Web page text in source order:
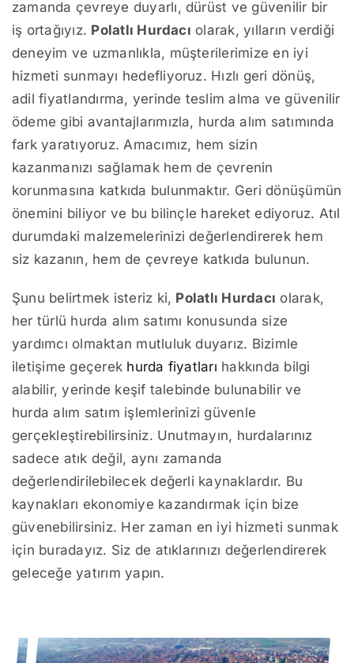
zamanda çevreye duyarlı, dürüst ve güvenilir bir
iş ortağıyız. Polatlı Hurdacı olarak, yılların verdiği
deneyim ve uzmanlıkla, müşterilerimize en iyi
hizmeti sunmayı hedefliyoruz. Hızlı geri dönüş,
adil fiyatlandırma, yerinde teslim alma ve güvenilir
ödeme gibi avantajlarımızla, hurda alım satımında
fark yaratıyoruz. Amacımız, hem sizin
kazanmanızı sağlamak hem de çevrenin
korunmasına katkıda bulunmaktır. Geri dönüşümün
önemini biliyor ve bu bilinçle hareket ediyoruz. Atıl
durumdaki malzemelerinizi değerlendirerek hem
siz kazanın, hem de çevreye katkıda bulunun.
Şunu belirtmek isteriz ki, Polatlı Hurdacı olarak,
her türlü hurda alım satımı konusunda size
yardımcı olmaktan mutluluk duyarız. Bizimle
iletişime geçerek hurda fiyatları hakkında bilgi
alabilir, yerinde keşif talebinde bulunabilir ve
hurda alım satım işlemlerinizi güvenle
gerçekleştirebilirsiniz. Unutmayın, hurdalarınız
sadece atık değil, aynı zamanda
değerlendirilebilecek değerli kaynaklardır. Bu
kaynakları ekonomiye kazandırmak için bize
güvenebilirsiniz. Her zaman en iyi hizmeti sunmak
için buradayız. Siz de atıklarınızı değerlendirerek
geleceğe yatırım yapın.